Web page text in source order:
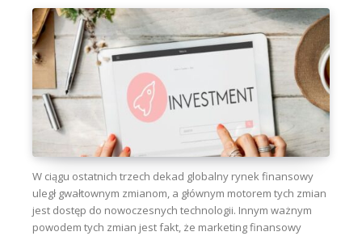
W ciągu ostatnich trzech dekad globalny rynek finansowy
uległ gwałtownym zmianom, a głównym motorem tych zmian
jest dostęp do nowoczesnych technologii. Innym ważnym
powodem tych zmian jest fakt, że marketing finansowy